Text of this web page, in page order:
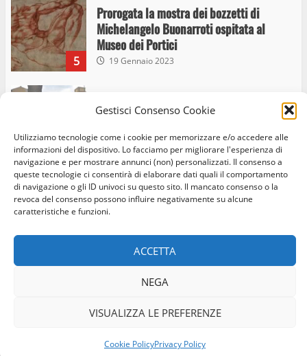
Gestisci Consenso Cookie
Utilizziamo tecnologie come i cookie per memorizzare e/o accedere alle
informazioni del dispositivo. Lo facciamo per migliorare l'esperienza di
navigazione e per mostrare annunci (non) personalizzati. Il consenso a
queste tecnologie ci consentirà di elaborare dati quali il comportamento
di navigazione o gli ID univoci su questo sito. Il mancato consenso o la
revoca del consenso possono influire negativamente su alcune
caratteristiche e funzioni.
ACCETTA
NEGA
VISUALIZZA LE PREFERENZE
Cookie PolicyPrivacy Policy
5
Prorogata la mostra dei bozzetti di
Michelangelo Buonarroti ospitata al
Museo dei Portici
19 Gennaio 2023
6
Trasporto pubblico locale, trasferimento
capolinea al terminal Riello dal 15 al 17
giugno
15 Giugno 2023
7
Giochi Sportivi Studenteschi di Atletica a
Viterbo
I Carabinieri arrestano due giovani per
stupefacenti
Home Privacy Policy Cookie Policy
Facebook
Instagram
Twitter
ROC:39156 - Tutti i diritti riservati
Realizzato da:Coopyleft